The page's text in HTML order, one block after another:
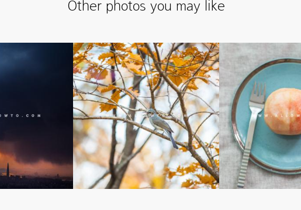
Other photos you may like